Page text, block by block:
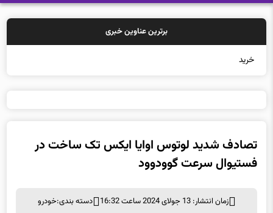
برترین عناوین خبری
خرید بیمه: س
تصادف شدید لوتوس اوایا ایکس تک ساخت در
فستیوال سرعت گوودوود
زمان انتشار: 13 جولای 2024 ساعت 16:32 دسته بندی:خودرو